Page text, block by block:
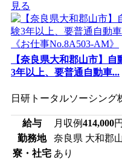
見る
【奈良県大和郡山市】
3年以上、要普通自動車...
日研トータルソーシン
給与 月収例414,000円
勤務地
奈良県 大和郡
寮・社宅 あり